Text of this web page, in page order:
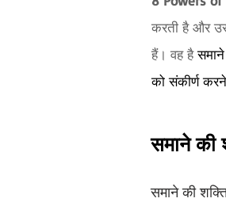
करती है और
हैं। वह है
को संकीर्ण
समाने की
समाने की